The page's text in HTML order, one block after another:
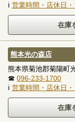
ℹ 営業時間・店休日
熊本光の森店
熊本県菊池郡菊陽町
☎ 096-233-1700
ℹ 営業時間・店休日